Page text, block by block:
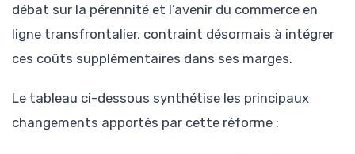
débat sur la pérennité et l’avenir du commerce en
ligne transfrontalier, contraint désormais à intégrer
ces coûts supplémentaires dans ses marges.
Le tableau ci-dessous synthétise les principaux
changements apportés par cette réforme :